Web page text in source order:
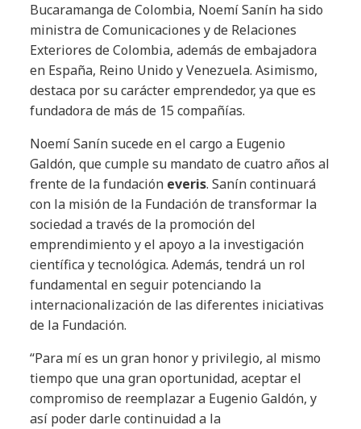
Bucaramanga de Colombia, Noemí Sanín ha sido
ministra de Comunicaciones y de Relaciones
Exteriores de Colombia, además de embajadora
en España, Reino Unido y Venezuela. Asimismo,
destaca por su carácter emprendedor, ya que es
fundadora de más de 15 compañías.
Noemí Sanín sucede en el cargo a Eugenio
Galdón, que cumple su mandato de cuatro años al
frente de la fundación everis. Sanín continuará
con la misión de la Fundación de transformar la
sociedad a través de la promoción del
emprendimiento y el apoyo a la investigación
científica y tecnológica. Además, tendrá un rol
fundamental en seguir potenciando la
internacionalización de las diferentes iniciativas
de la Fundación.
“Para mí es un gran honor y privilegio, al mismo
tiempo que una gran oportunidad, aceptar el
compromiso de reemplazar a Eugenio Galdón, y
así poder darle continuidad a la